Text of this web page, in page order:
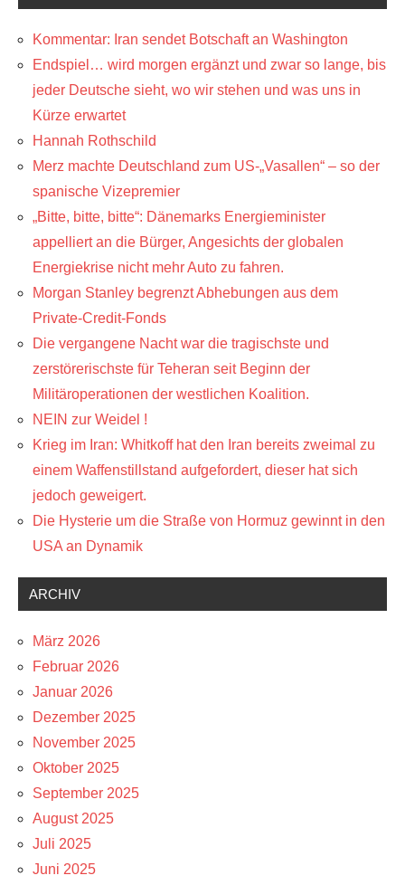
Kommentar: Iran sendet Botschaft an Washington
Endspiel… wird morgen ergänzt und zwar so lange, bis
jeder Deutsche sieht, wo wir stehen und was uns in
Kürze erwartet
Hannah Rothschild
Merz machte Deutschland zum US-„Vasallen“ – so der
spanische Vizepremier
„Bitte, bitte, bitte“: Dänemarks Energieminister
appelliert an die Bürger, Angesichts der globalen
Energiekrise nicht mehr Auto zu fahren.
Morgan Stanley begrenzt Abhebungen aus dem
Private-Credit-Fonds
Die vergangene Nacht war die tragischste und
zerstörerischste für Teheran seit Beginn der
Militäroperationen der westlichen Koalition.
NEIN zur Weidel !
Krieg im Iran: Whitkoff hat den Iran bereits zweimal zu
einem Waffenstillstand aufgefordert, dieser hat sich
jedoch geweigert.
Die Hysterie um die Straße von Hormuz gewinnt in den
USA an Dynamik
ARCHIV
März 2026
Februar 2026
Januar 2026
Dezember 2025
November 2025
Oktober 2025
September 2025
August 2025
Juli 2025
Juni 2025